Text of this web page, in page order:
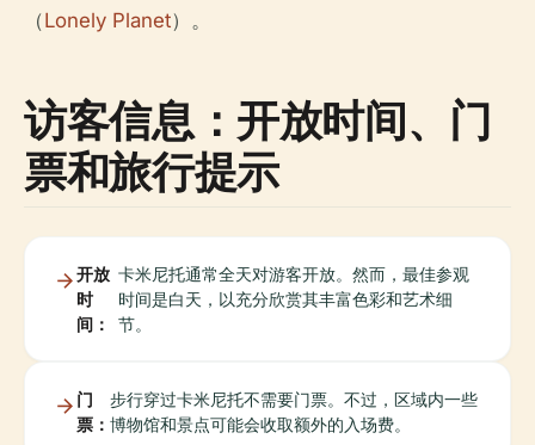
（Lonely Planet）。
访客信息：开放时间、门
票和旅行提示
开放
时
间：
卡米尼托通常全天对游客开放。然而，最佳参观
时间是白天，以充分欣赏其丰富色彩和艺术细
节。
门
票：
步行穿过卡米尼托不需要门票。不过，区域内一些
博物馆和景点可能会收取额外的入场费。